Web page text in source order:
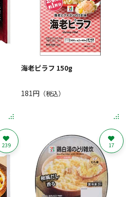
海老ピラフ 150g
181円（税込）
239 17